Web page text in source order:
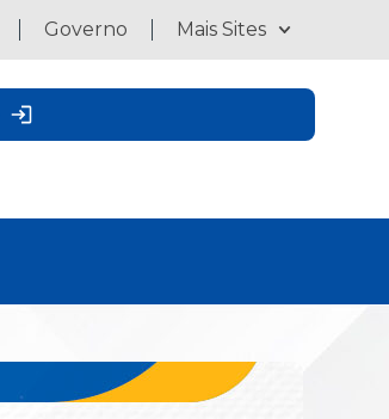
Governo Mais Sites